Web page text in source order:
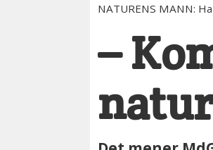
NATURENS MANN:
–